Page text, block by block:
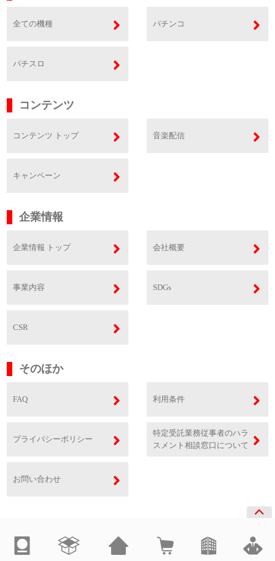
全ての機種 パチンコ
パチスロ
コンテンツ
コンテンツ トップ 音楽配信
キャンペーン
企業情報
企業情報 トップ 会社概要
事業内容 SDGs
CSR
そのほか
FAQ 利用条件
プライバシーポリシー
特定受託業務従事者のハラ
スメント相談窓口について
お問い合わせ